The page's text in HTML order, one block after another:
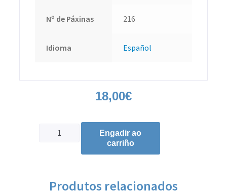
Nº de Páxinas 216
Idioma Español
18,00€
Engadir ao
carriño
Produtos relacionados